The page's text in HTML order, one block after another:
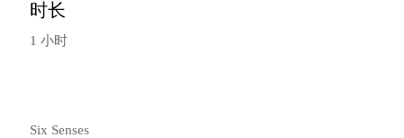
时长
1 小时
Six Senses